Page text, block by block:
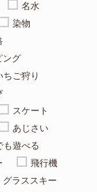
名水
染物
ング
ちご狩り
スケート
あじさい
も遊べる
飛行機
グラススキー